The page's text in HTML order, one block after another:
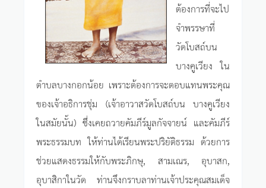
ต้องการที่จะไป
จำพรรษาที่
วัดโบสถ์บน
บางคูเวียง ใน
ตำบลบางกอกน้อย เพราะต้องการจะตอบแทนพระคุณ
ของเจ้าอธิการชุ่ม (เจ้าอาวาสวัดโบสถ์บน บางคูเวียง
ในสมัยนั้น) ซึ่งเคยถวายคัมภีร์มูลกัจจายน์ และคัมภีร์
พระธรรมบท ให้ท่านได้เรียนพระปริยัติธรรม ด้วยการ
ช่วยแสดงธรรมให้กับพระภิกษุ, สามเณร, อุบาสก,
อุบาสิกาในวัด ท่านจึงกราบลาท่านเจ้าประคุณสมเด็จ